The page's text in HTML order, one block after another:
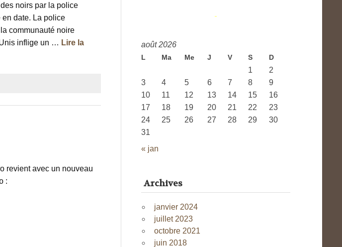
noirs par la police
en date. La police
communauté noire
inflige un … Lire la
revient avec un nouveau
:
août 2026
L Ma Me J V S D
« jan
1
2
3
4 5 6 7 8
9
10
11 12 13 14 15
16
17
18 19 20 21 22
23
24
25 26 27 28 29
30
31
Archives
janvier 2024
juillet 2023
octobre 2021
juin 2018